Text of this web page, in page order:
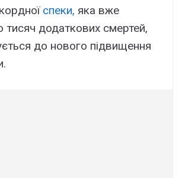
спеки, яка вже
тисяч додаткових смертей,
до нового підвищення